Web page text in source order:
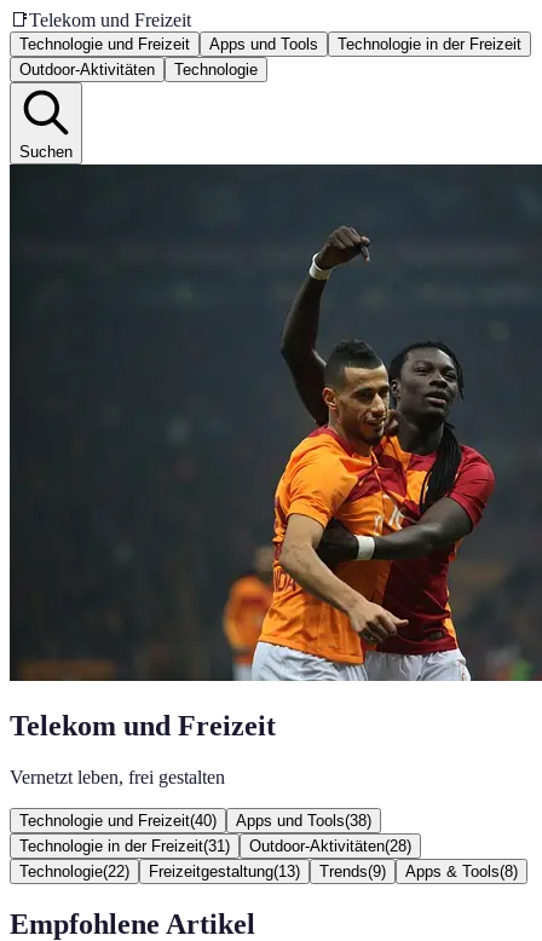
📑Telekom und Freizeit
Technologie und Freizeit Apps und Tools
Technologie in der Freizeit
Outdoor-Aktivitäten
Technologie
Suchen
Telekom und Freizeit
Vernetzt leben, frei gestalten
Technologie und Freizeit(40) Apps und Tools(38)
Technologie in der Freizeit(31 ) Outdoor-Aktivitäten(28)
Technologie(22) Freizeitgestaltung(13) Trends(9) Apps & Tools(8)
Empfohlene Artikel